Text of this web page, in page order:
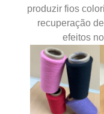
produzir fios
recuperação
efeitos